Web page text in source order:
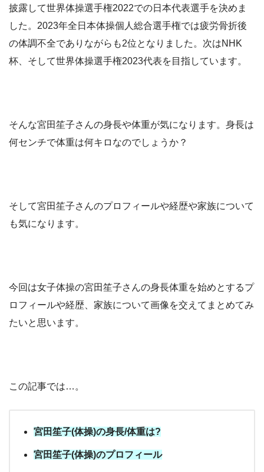
披露して世界体操選手権2022での日本代表選手を決めま
した。2023年全日本体操個人総合選手権では疲労骨折後
の体調不全でありながらも2位となりました。次はNHK
杯、そして世界体操選手権2023代表を目指しています。
そんな宮田笙子さんの身長や体重が気になります。身長は
何センチで体重は何キロなのでしょうか？
そして宮田笙子さんのプロフィールや経歴や家族について
も気になります。
今回は女子体操の宮田笙子さんの身長体重を始めとするプ
ロフィールや経歴、家族について画像を交えてまとめてみ
たいと思います。
この記事では…。
宮田笙子(体操)の身長/体重は?
宮田笙子(体操)のプロフィール